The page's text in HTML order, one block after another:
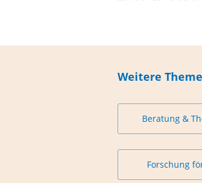
Weitere
Beratung &
Forschung